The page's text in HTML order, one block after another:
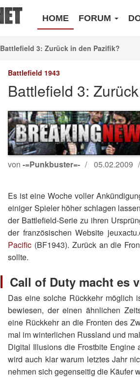
HOME FORUM
Battlefield 3: Zurück in den Pazifik?
Battlefield 1943
Battlefield 3:
von -=Punkbuster=- 05.02.2009
Es ist eine Woche voller
einiger Spieler höher schlagen
der Battlefield-Serie zu ihren
der französischen Website
Pacific (BF1943). Zurück an die
sollte.
Call of Duty macht es
Das eine solche Rückkehr möglich
bewiesen, der einen ähnlichen
eine Rückkehr an die Fronten des
mal im winterlichen Russland und
Digital Illusions die Frostbite Engine
wird auch klar warum letztes Jahr
nehmen sich gegenseitig die Käufer